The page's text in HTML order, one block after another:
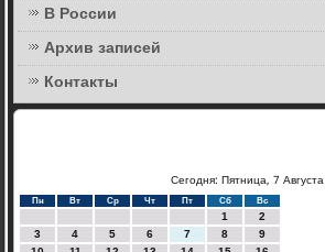
В России
Архив записей
Контакты
Сегодня: Пятница, 7 Августа
Пн Вт Ср Чт Пт Сб Вс
1
2
3
4 5 6 7 8
9